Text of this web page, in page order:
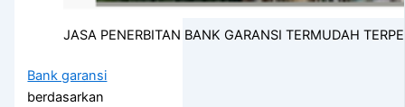
JASA PENERBITAN BANK GARANSI TERMUDAH
Bank garansi
berdasarkan